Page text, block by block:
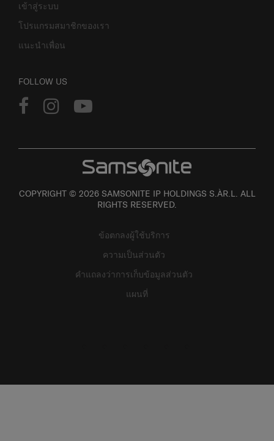
เข้าสู่ระบบ
โปรแกรมสมาชิกของเรา
แนะนำเพื่อน
FOLLOW US
COPYRIGHT © 2026 SAMSONITE IP HOLDINGS S.ÀR.L. ALL
RIGHTS RESERVED.
ข้อตกลงผู้ใช้บริการ
ความเป็นส่วนตัว
คำแถลงว่าการเก็บข้อมูลส่วนตัว
แผนที่